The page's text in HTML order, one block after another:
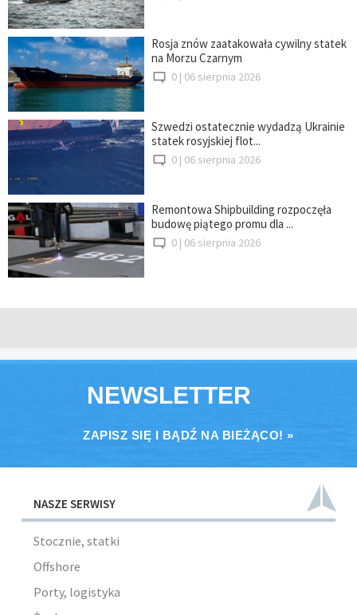
Rosja znów zaatakowała cywilny statek
na Morzu Czarnym
0 | 06 sierpnia 2026
Szwedzi ostatecznie wydadzą Ukrainie
statek rosyjskiej flot...
0 | 06 sierpnia 2026
Remontowa Shipbuilding rozpoczęła
budowę piątego promu dla ...
0 | 06 sierpnia 2026
NEWSLETTER
ZAPISZ SIĘ I BĄDŹ NA BIEŻĄCO! »
NASZE SERWISY
Stocznie, statki
Offshore
Porty, logistyka